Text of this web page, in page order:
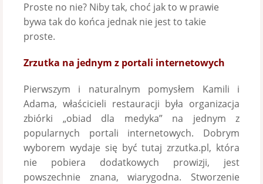
Proste no nie? Niby tak, choć jak to w prawie
bywa tak do końca jednak nie jest to takie
proste.
Zrzutka na jednym z portali internetowych
Pierwszym i naturalnym pomysłem Kamili i
Adama, właścicieli restauracji była organizacja
zbiórki „obiad dla medyka” na jednym z
popularnych portali internetowych. Dobrym
wyborem wydaje się być tutaj zrzutka.pl, która
nie pobiera dodatkowych prowizji, jest
powszechnie znana, wiarygodna. Stworzenie